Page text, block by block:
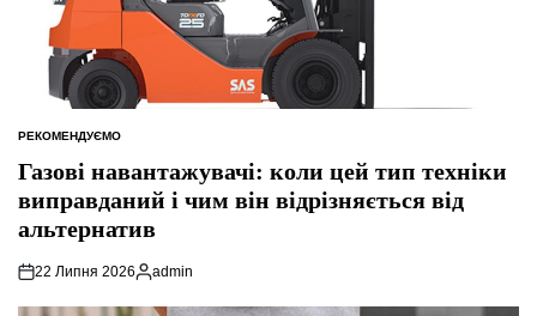
ОПУБЛІКУВАТИ
РЕКОМЕНДУЄМО
Газові навантажувачі: коли цей тип техніки
виправданий і чим він відрізняється від
альтернатив
22 Липня 2026
Опубліковано
admin